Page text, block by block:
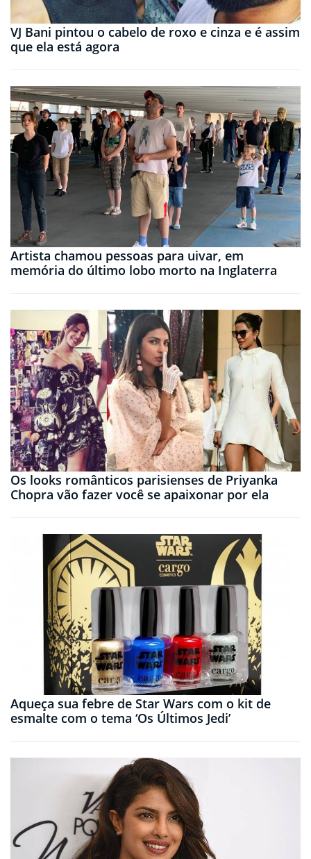
VJ Bani pintou o cabelo de roxo e cinza e é assim
que ela está agora
Artista chamou pessoas para uivar, em
memória do último lobo morto na Inglaterra
Os looks românticos parisienses de Priyanka
Chopra vão fazer você se apaixonar por ela
Aqueça sua febre de Star Wars com o kit de
esmalte com o tema ‘Os Últimos Jedi’